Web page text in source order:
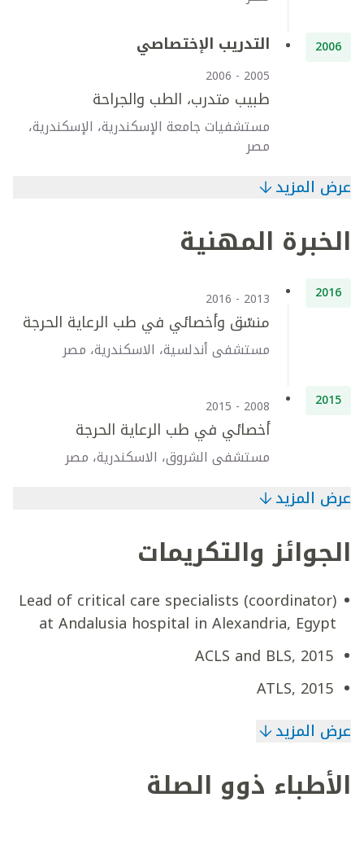
2006 التدريب الإختصاصي
2005 - 2006
طبيب متدرب، الطب والجراحة
مستشفيات جامعة الإسكندرية، الإسكندرية،
مصر
عرض المزيد
الخبرة المهنية
2016
2013 - 2016
منسّق وأخصائي في طب الرعاية الحرجة
مستشفى أندلسية، الاسكندرية، مصر
2015
2008 - 2015
أخصائي في طب الرعاية الحرجة
مستشفى الشروق، الاسكندرية، مصر
عرض المزيد
الجوائز والتكريمات
Lead of critical care specialists (coordinator)
at Andalusia hospital in Alexandria, Egypt
ACLS and BLS, 2015
ATLS, 2015
عرض المزيد
الأطباء ذوو الصلة